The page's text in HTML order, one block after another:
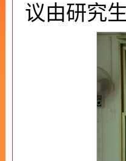
议由研究